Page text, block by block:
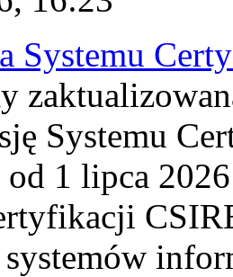
Systemu
Systemu
1 lipca